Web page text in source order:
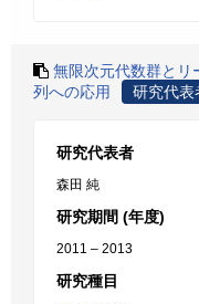
無限次元代数群とリ
列への応用
研究代表
研究代表者
森田 純
研究期間 (年度)
2011 – 2013
研究種目